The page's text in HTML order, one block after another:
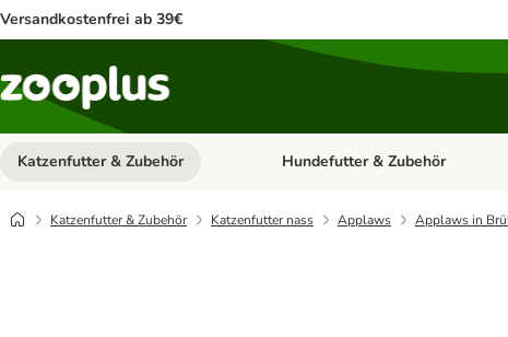
Versandkostenfrei ab 39€
Katzenfutter & Zubehör Kategorie-Menü öffnen:
Hundefutter & Zubehör
Katzenfutter & Zubehör Katzenfutter nass Applaws Applaws in